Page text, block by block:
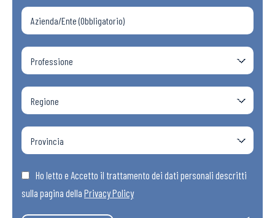
Ho letto e Accetto il trattamento dei dati personali descritti
sulla pagina della Privacy Policy